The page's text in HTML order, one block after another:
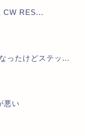
CW RES...
ったけどステッ...
悪い